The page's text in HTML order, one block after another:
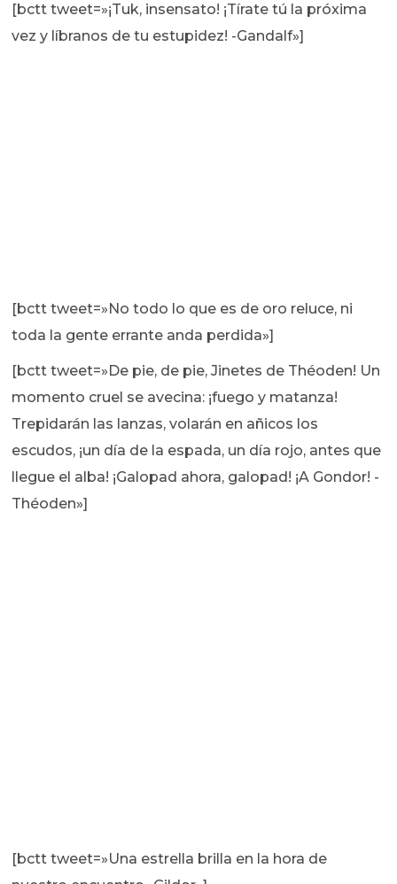
[bctt tweet=»¡Tuk, insensato! ¡Tírate tú la próxima
vez y líbranos de tu estupidez! -Gandalf»]
[bctt tweet=»No todo lo que es de oro reluce, ni
toda la gente errante anda perdida»]
[bctt tweet=»De pie, de pie, Jinetes de Théoden! Un
momento cruel se avecina: ¡fuego y matanza!
Trepidarán las lanzas, volarán en añicos los
escudos, ¡un día de la espada, un día rojo, antes que
llegue el alba! ¡Galopad ahora, galopad! ¡A Gondor! -
Théoden»]
[bctt tweet=»Una estrella brilla en la hora de